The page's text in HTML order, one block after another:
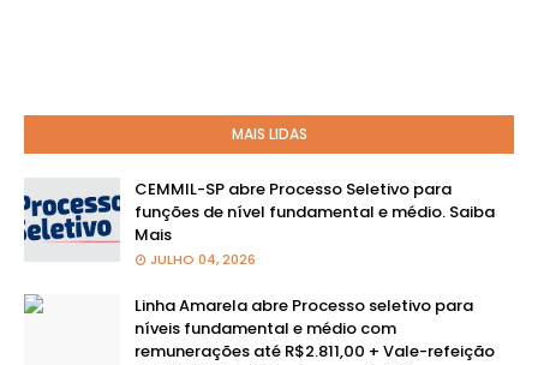
MAIS LIDAS
CEMMIL-SP abre Processo Seletivo para
funções de nível fundamental e médio. Saiba
Mais
JULHO 04, 2026
Linha Amarela abre Processo seletivo para
níveis fundamental e médio com
remunerações até R$2.811,00 + Vale-refeição